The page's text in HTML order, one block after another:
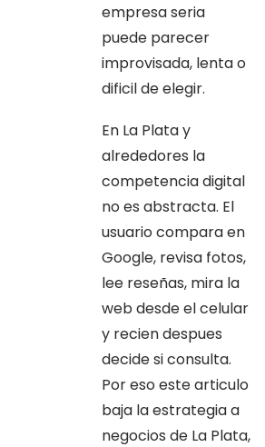
empresa seria
puede parecer
improvisada, lenta o
dificil de elegir.
En La Plata y
alrededores la
competencia digital
no es abstracta. El
usuario compara en
Google, revisa fotos,
lee reseñas, mira la
web desde el celular
y recien despues
decide si consulta.
Por eso este articulo
baja la estrategia a
negocios de La Plata,